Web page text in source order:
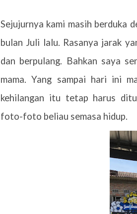
Sejujurnya kami masih berduka
bulan Juli lalu. Rasanya jarak
dan berpulang. Bahkan saya
mama. Yang sampai hari ini
kehilangan itu tetap harus
foto-foto beliau semasa hidup.